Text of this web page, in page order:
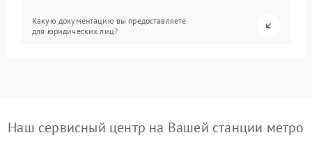
Какую документацию вы предоставляете
для юридических лиц?
Наш сервисный центр на Вашей станции метро